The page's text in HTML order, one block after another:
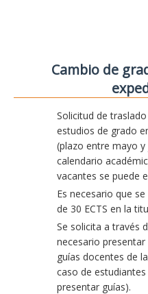
Cambio de
Solicitud de
estudios de grado
(plazo entre mayo
calendario
vacantes se puede
Es necesario que
de 30 ECTS en la
Se solicita a través
necesario
guías docentes de
caso de
presentar guías).